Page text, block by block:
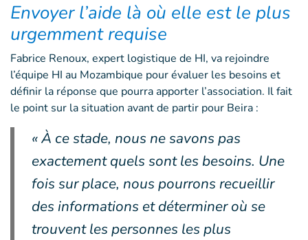
Envoyer l’aide là où elle est le plus
urgemment requise
Fabrice Renoux, expert logistique de HI, va rejoindre
l’équipe HI au Mozambique pour évaluer les besoins et
définir la réponse que pourra apporter l’association. Il fait
le point sur la situation avant de partir pour Beira :
« À ce stade, nous ne savons pas
exactement quels sont les besoins. Une
fois sur place, nous pourrons recueillir
des informations et déterminer où se
trouvent les personnes les plus